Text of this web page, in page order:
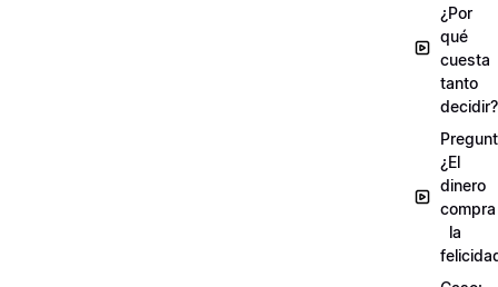
¿Por
qué
cuesta
tanto
decidir?
¿El
dinero
compra
la